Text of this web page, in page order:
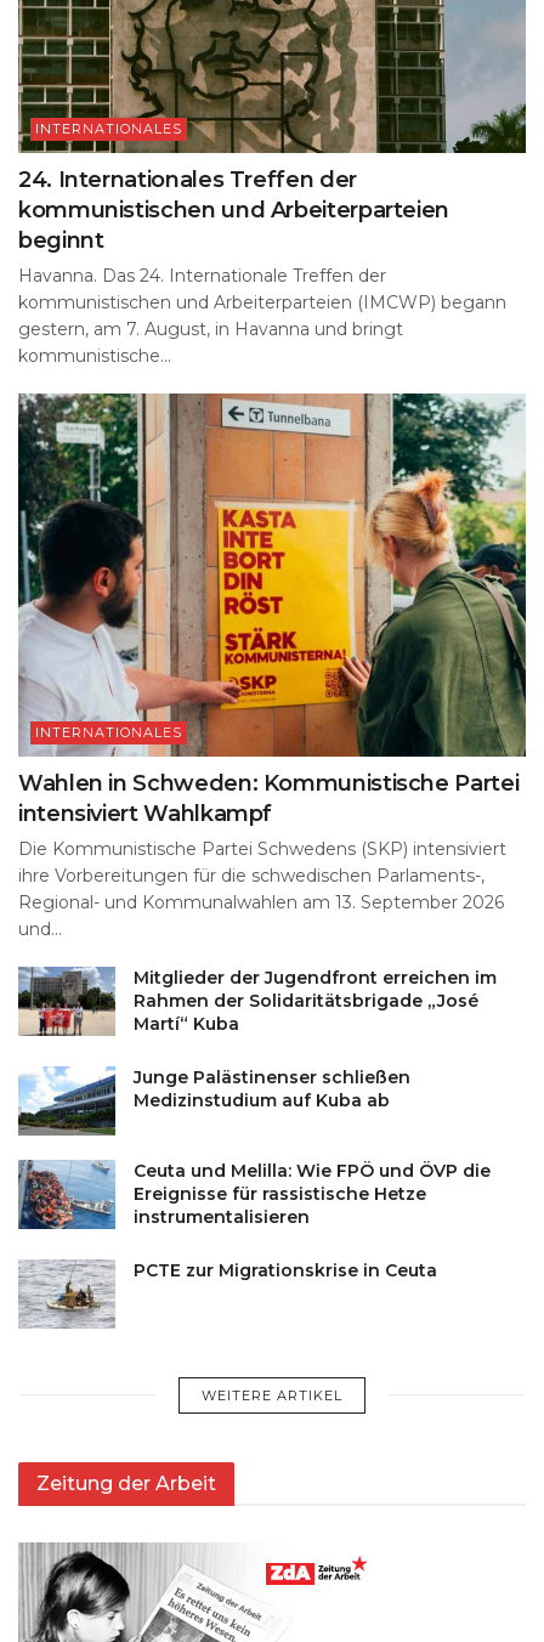
INTERNATIONALES
24. Internationales Treffen der
kommunistischen und Arbeiterparteien
beginnt
Havanna. Das 24. Internationale Treffen der
kommunistischen und Arbeiterparteien (IMCWP) begann
gestern, am 7. August, in Havanna und bringt
kommunistische...
INTERNATIONALES
Wahlen in Schweden: Kommunistische Partei
intensiviert Wahlkampf
Die Kommunistische Partei Schwedens (SKP) intensiviert
ihre Vorbereitungen für die schwedischen Parlaments-,
Regional- und Kommunalwahlen am 13. September 2026
und...
Mitglieder der Jugendfront erreichen im
Rahmen der Solidaritätsbrigade „José
Martí“ Kuba
Junge Palästinenser schließen
Medizinstudium auf Kuba ab
Ceuta und Melilla: Wie FPÖ und ÖVP die
Ereignisse für rassistische Hetze
instrumentalisieren
PCTE zur Migrationskrise in Ceuta
WEITERE ARTIKEL
Zeitung der Arbeit